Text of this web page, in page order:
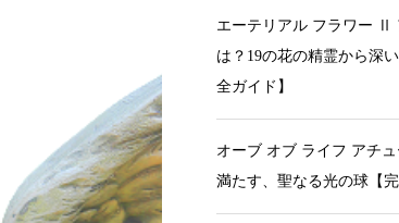
エーテリアル フラワー Ⅱ
は？19の花の精霊から深
全ガイド】
オーブ オブ ライフ アチ
満たす、聖なる光の球【完